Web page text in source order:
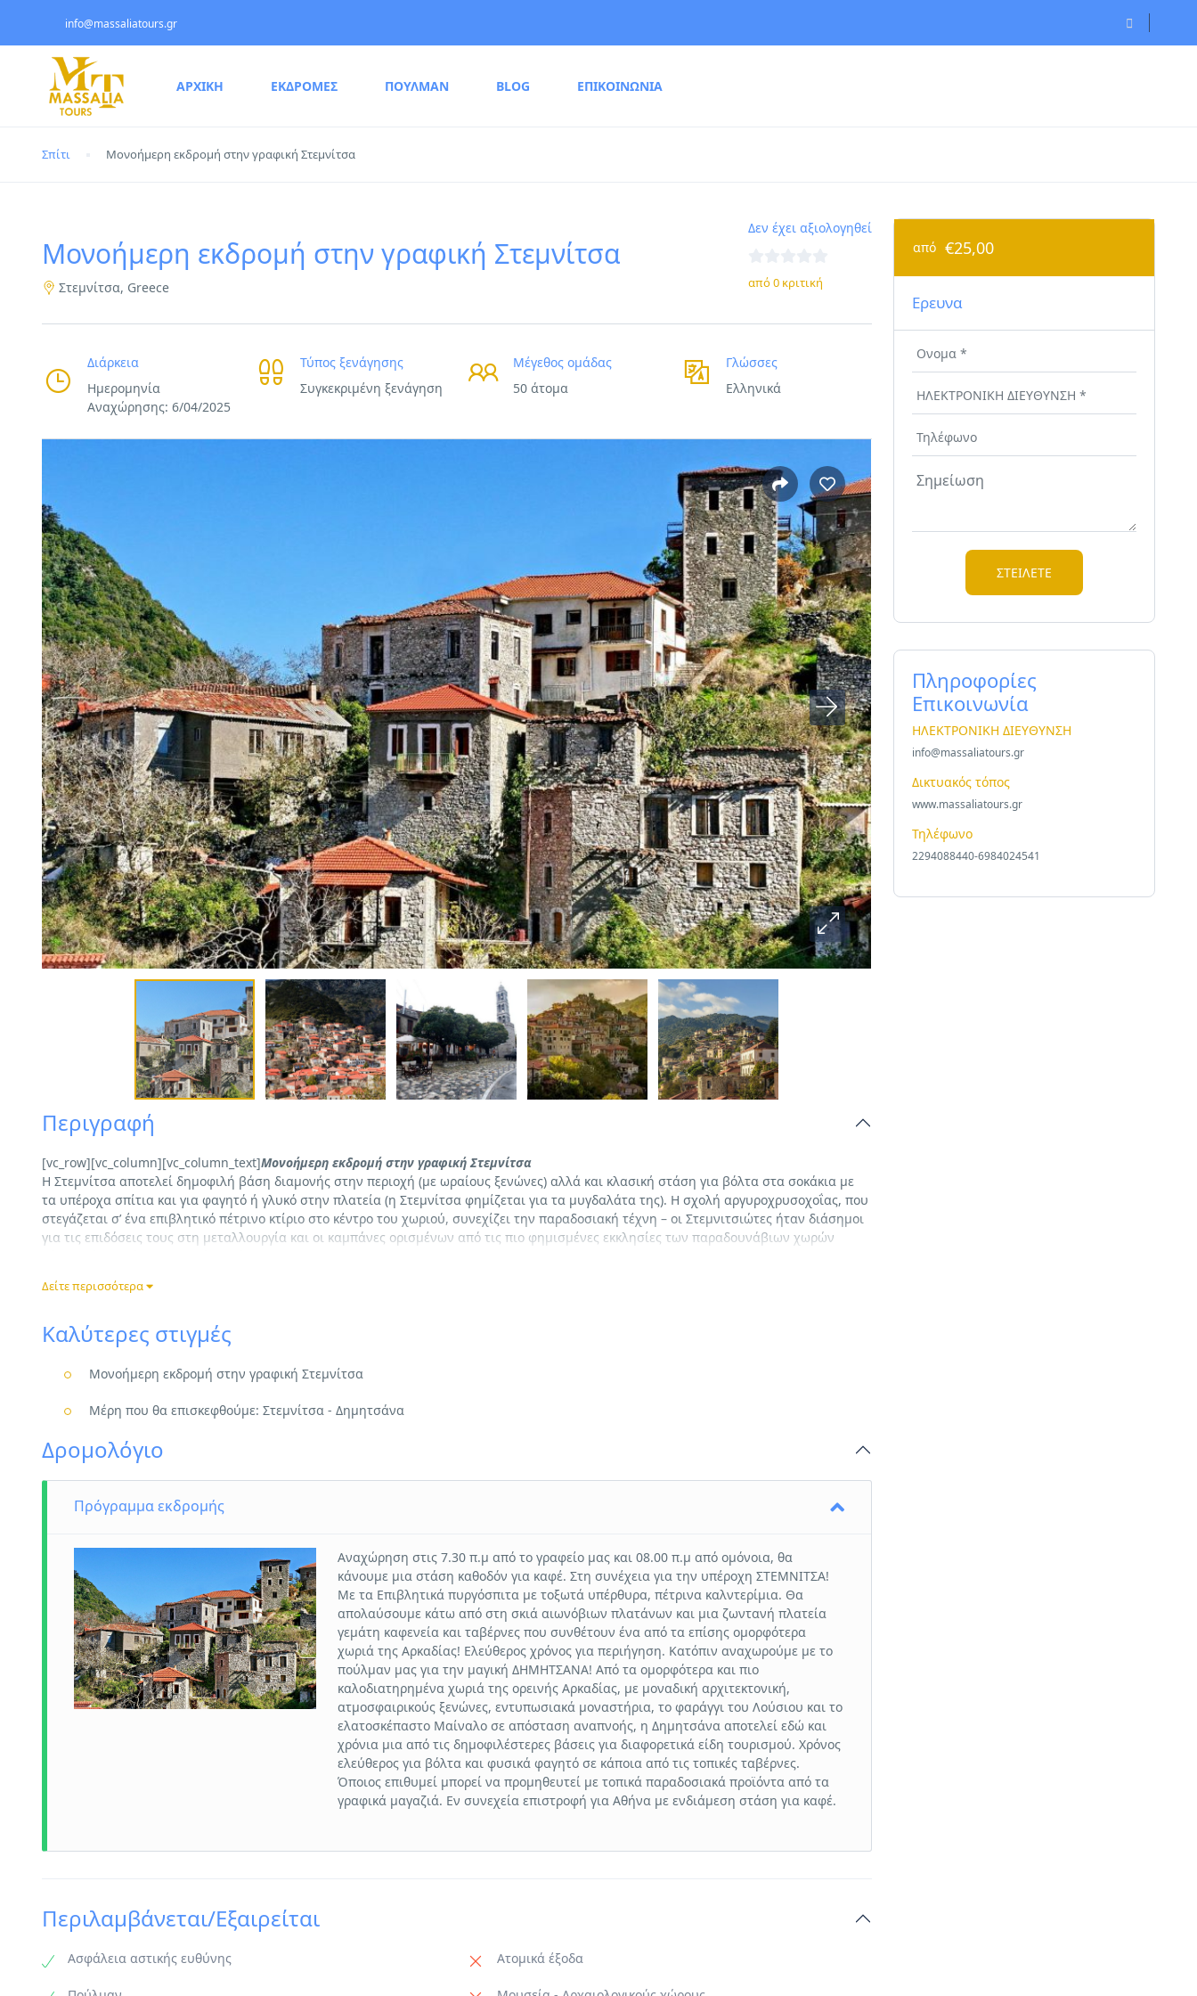
info@massaliatours.gr
ΑΡΧΙΚΗ ΕΚΔΡΟΜΕΣ ΠΟΥΛΜΑΝ BLOG ΕΠΙΚΟΙΝΩΝΙΑ
Σπίτι Μονοήμερη εκδρομή στην γραφική Στεμνίτσα
Μονοήμερη εκδρομή στην γραφική Στεμνίτσα
Στεμνίτσα, Greece
Δεν έχει αξιολογηθεί
από 0 κριτική
Διάρκεια
Hμερομηνία
Αναχώρησης: 6/04/2025
Τύπος ξενάγησης
Συγκεκριμένη ξενάγηση
Μέγεθος ομάδας
50 άτομα
Γλώσσες
Ελληνικά
Περιγραφή
[vc_row][vc_column][vc_column_text]Μονοήμερη εκδρομή στην γραφική Στεμνίτσα
Η Στεμνίτσα αποτελεί δημοφιλή βάση διαμονής στην περιοχή (με ωραίους ξενώνες) αλλά και κλασική στάση για βόλτα στα σοκάκια με
τα υπέροχα σπίτια και για φαγητό ή γλυκό στην πλατεία (η Στεμνίτσα φημίζεται για τα μυγδαλάτα της). Η σχολή αργυροχρυσοχοΐας, που
στεγάζεται σ’ ένα επιβλητικό πέτρινο κτίριο στο κέντρο του χωριού, συνεχίζει την παραδοσιακή τέχνη – οι Στεμνιτσιώτες ήταν διάσημοι
για τις επιδόσεις τους στη μεταλλουργία και οι καμπάνες ορισμένων από τις πιο φημισμένες εκκλησίες των παραδουνάβιων χωρών
Μονοήμερη εκδρομή στην γραφική Στεμνίτσα
[/vc_column_text][/vc_column][/vc_row]
Δείτε περισσότερα
Καλύτερες στιγμές
Μονοήμερη εκδρομή στην γραφική Στεμνίτσα
Μέρη που θα επισκεφθούμε: Στεμνίτσα - Δημητσάνα
Δρομολόγιο
Πρόγραμμα εκδρομής
Αναχώρηση στις 7.30 π.μ από το γραφείο μας και 08.00 π.μ από ομόνοια, θα
κάνουμε μια στάση καθοδόν για καφέ. Στη συνέχεια για την υπέροχη ΣΤΕΜΝΙΤΣΑ!
Με τα Επιβλητικά πυργόσπιτα με τοξωτά υπέρθυρα, πέτρινα καλντερίμια. Θα
απολαύσουμε κάτω από στη σκιά αιωνόβιων πλατάνων και μια ζωντανή πλατεία
γεμάτη καφενεία και ταβέρνες που συνθέτουν ένα από τα επίσης ομορφότερα
χωριά της Αρκαδίας! Ελεύθερος χρόνος για περιήγηση. Κατόπιν αναχωρούμε με το
πούλμαν μας για την μαγική ΔΗΜΗΤΣΑΝΑ! Από τα ομορφότερα και πιο
καλοδιατηρημένα χωριά της ορεινής Αρκαδίας, με μοναδική αρχιτεκτονική,
ατμοσφαιρικούς ξενώνες, εντυπωσιακά μοναστήρια, το φαράγγι του Λούσιου και το
ελατοσκέπαστο Μαίναλο σε απόσταση αναπνοής, η Δημητσάνα αποτελεί εδώ και
χρόνια μια από τις δημοφιλέστερες βάσεις για διαφορετικά είδη τουρισμού. Χρόνος
ελεύθερος για βόλτα και φυσικά φαγητό σε κάποια από τις τοπικές ταβέρνες.
Όποιος επιθυμεί μπορεί να προμηθευτεί με τοπικά παραδοσιακά προϊόντα από τα
γραφικά μαγαζιά. Εν συνεχεία επιστροφή για Αθήνα με ενδιάμεση στάση για καφέ.
Περιλαμβάνεται/Εξαιρείται
Ασφάλεια αστικής ευθύνης Ατομικά έξοδα
από €25,00
Ερευνα
Πληροφορίες
Επικοινωνία
ΗΛΕΚΤΡΟΝΙΚΗ ΔΙΕΥΘΥΝΣΗ
info@massaliatours.gr
Δικτυακός τόπος
www.massaliatours.gr
Τηλέφωνο
2294088440-6984024541